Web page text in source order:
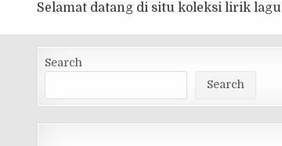
Selamat datang di situ koleksi lirik lagu
Search
Search